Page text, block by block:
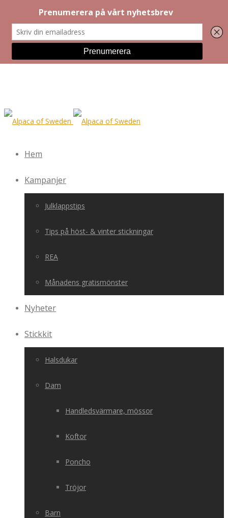
Hem
Kampanjer
Julklappstips
Tips på höst- & vinter stickningar
REA
Månadens gratismönster
Nyheter
Stickkit
Halsdukar
Dam
Handledsvärmare, mössor
Koftor
Poncho
Tröjor
Barn